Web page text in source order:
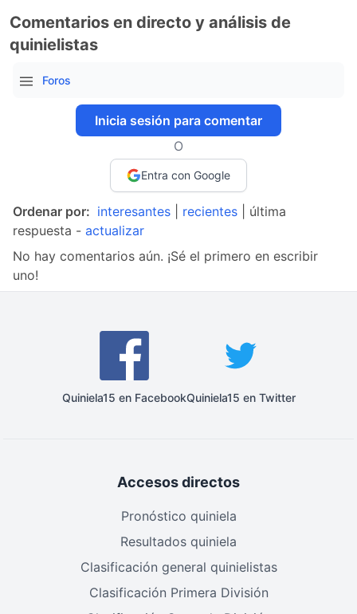
Comentarios en directo y análisis de
quinielistas
Foros
Inicia sesión para comentar
O
Entra con Google
Ordenar por: interesantes recientes | última
respuesta - actualizar
No hay comentarios aún. ¡Sé el primero en escribir
uno!
Quiniela15 en FacebookQuiniela15 en Twitter
Accesos directos
Pronóstico quiniela
Resultados quiniela
Clasificación general quinielistas
Clasificación Primera División